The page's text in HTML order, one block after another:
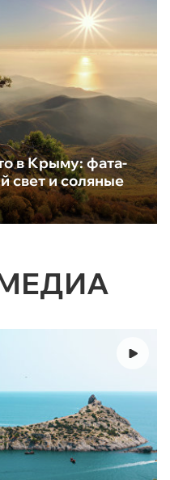
в Крыму: фата-
свет и соляные